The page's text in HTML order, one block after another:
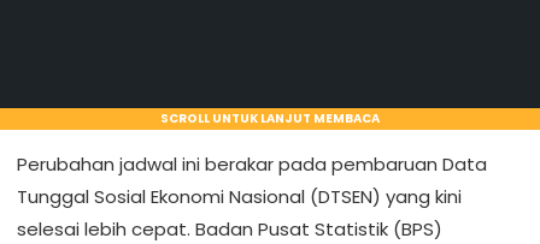
SCROLL UNTUK LANJUT MEMBACA
Perubahan jadwal ini berakar pada pembaruan Data
Tunggal Sosial Ekonomi Nasional (DTSEN) yang kini
selesai lebih cepat. Badan Pusat Statistik (BPS)